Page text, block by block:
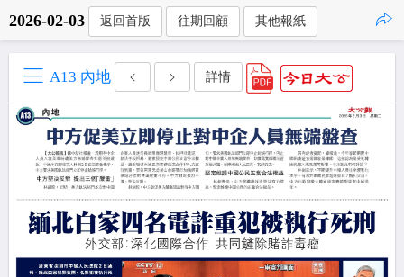
2026-02-03 返回首版 往期回顧 其他報紙
A13 內地 詳情